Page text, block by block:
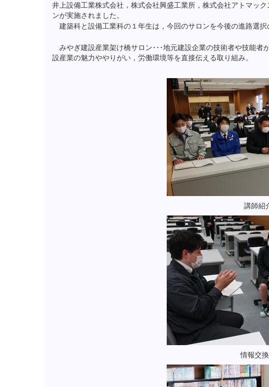
井上設備工業株式会社，株式会社興盛工業所，株式会社アトマッ
ンが実施されました。
建築科と設備工業科の１年生は，今回のサロンを今後の進路選択
みやぎ建設産業架け橋サロン･･･地元建設企業の技術者や技能者
設産業の魅力ややりがい，労働環境等を直接伝える取り組み。
講師紹
情報交